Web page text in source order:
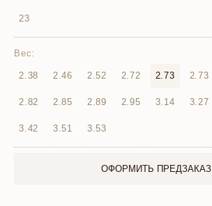
23
Вес:
2.38 2.46 2.52 2.72 2.73 2.73
2.82 2.85 2.89 2.95 3.14 3.27
3.42 3.51 3.53
ОФОРМИТЬ ПРЕДЗАКАЗ